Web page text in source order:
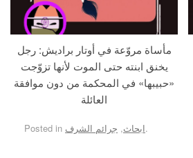
مأساة مروّعة في أوتار براديش: رجل
يخنق ابنته حتى الموت لأنها تزوّجت
«حبيبها» في المحكمة من دون موافقة
العائلة
Posted in ابحاث, جرائم الشرف .